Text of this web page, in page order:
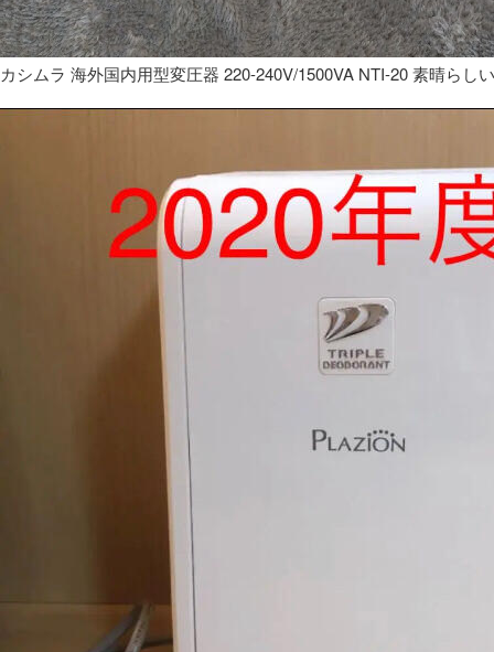
カシムラ 海外国内用型変圧器 220-240V/1500VA NTI-20 素晴らし